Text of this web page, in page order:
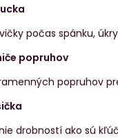
počas spánku,
popruhov
popruhov
drobností ako sú